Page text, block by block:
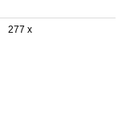
277 x